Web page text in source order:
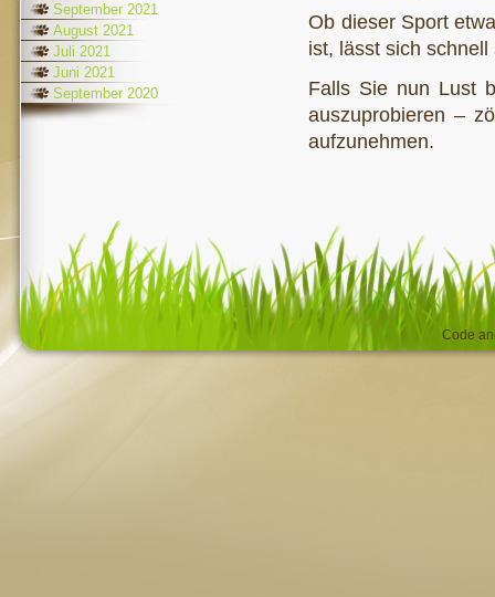
September 2021
August 2021
Juli 2021
Juni 2021
September 2020
Ob dieser Sport
ist, lässt sich
Falls Sie nun Lust
auszuprobieren –
aufzunehmen.
Code